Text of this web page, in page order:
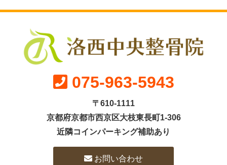
075-963-5943
〒610-1111
京都府京都市西京区大枝東長町1-306
近隣コインパーキング補助あり
お問い合わせ